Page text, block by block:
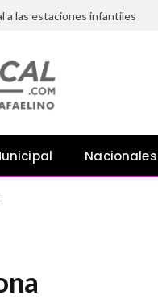
a las estaciones infantiles
Nacionales